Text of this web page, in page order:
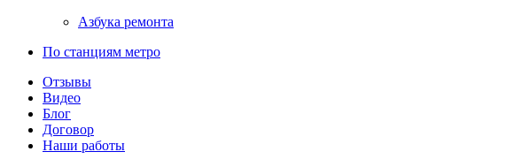
Азбука ремонта
По станциям метро
Отзывы
Видео
Блог
Договор
Наши работы